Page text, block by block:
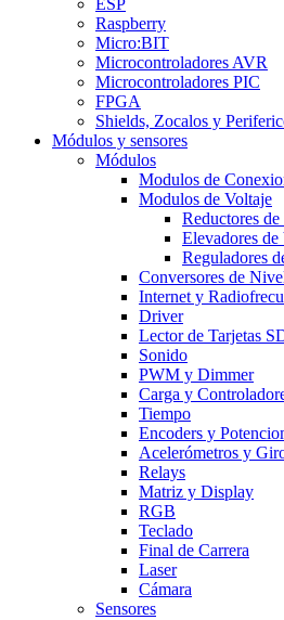
Raspberry
Micro:BIT
Microcontroladores AVR
Microcontroladores PIC
FPGA
Shields, Zocalos y
Módulos y sensores
Módulos
Modulos de
Modulos de Voltaje
Reductores
Elevadores de
Reguladores
Conversores de
Internet y
Driver
Lector de Tarjetas
Sonido
PWM y Dimmer
Carga y
Tiempo
Encoders y
Acelerómetros y
Relays
Matriz y Display
RGB
Teclado
Final de Carrera
Laser
Cámara
Sensores